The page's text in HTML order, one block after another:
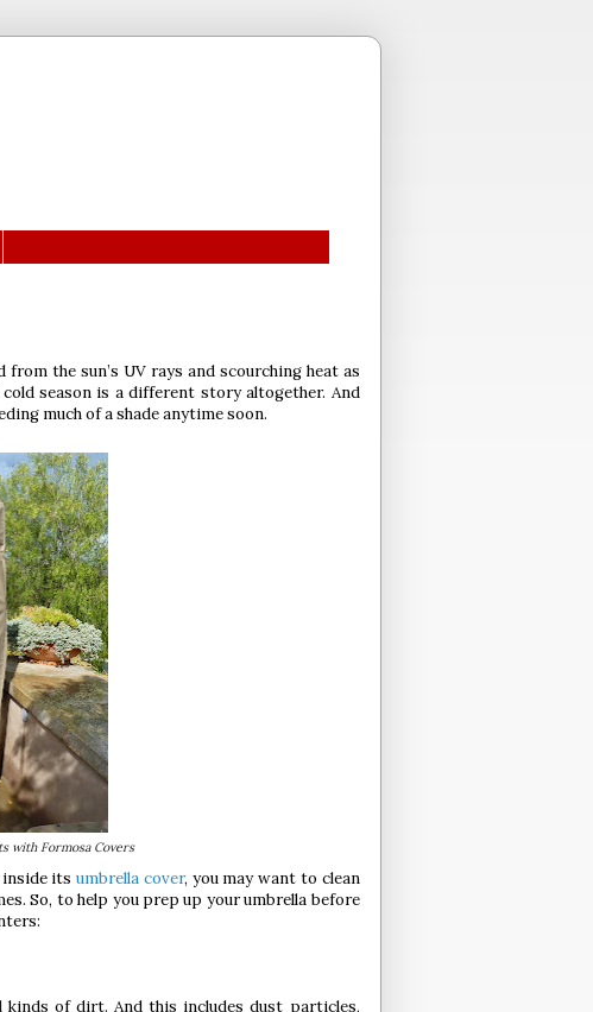
the sun’s UV rays and scourching heat as
season is a different story altogether. And
much of a shade anytime soon.
with Formosa Covers
inside itsumbrella cover, you may want to clean
So, to help you prep up your umbrella before
kinds of dirt. And this includes dust particles,